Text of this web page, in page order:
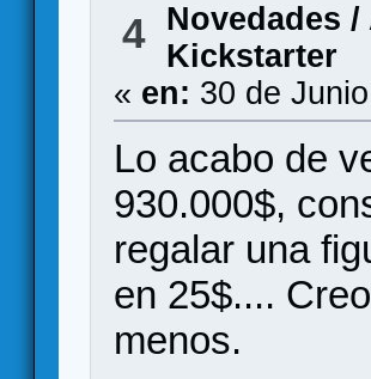
4
Novedades
Kickstarter
« en: 30 de
Lo acabo de
930.000$,
regalar una
en 25$....
menos.